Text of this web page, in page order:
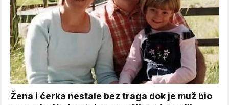
Žena i ćerka nestale bez traga dok je muž bio